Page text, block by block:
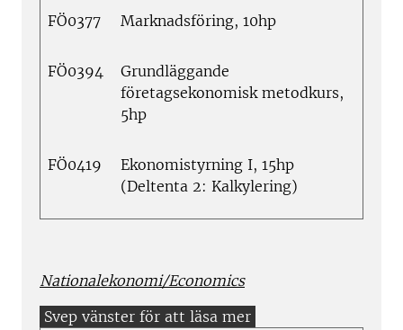
FÖ0377 Marknadsföring, 10hp
FÖ0394
Grundläggande
företagsekonomisk metodkurs,
5hp
FÖ0419
Ekonomistyrning I, 15hp
(Deltenta 2: Kalkylering)
Nationalekonomi/Economics